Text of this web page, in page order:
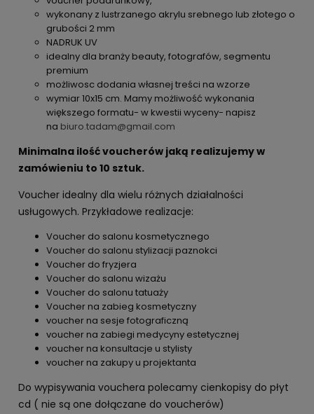
wykonany z lustrzanego akrylu srebnego lub złotego o
grubości 2 mm
NADRUK UV
idealny dla branży beauty, fotografów, segmentu
premium
możliwosc dodania własnej treści na wzorze
wymiar 10x15 cm. Mamy możliwość wykonania
większego formatu- w kwestii wyceny- napisz
na biuro.tadam@gmail.com
Minimalna ilość voucherów jaką realizujemy w
zamówieniu to 10 sztuk.
Voucher idealny dla wielu różnych działalności
usługowych. Przykładowe realizacje:
Voucher do salonu kosmetycznego
Voucher do salonu stylizacji paznokci
Voucher do fryzjera
Voucher do salonu wizażu
Voucher do salonu tatuaży
Voucher na zabieg kosmetyczny
voucher na sesje fotograficzną
voucher na zabiegi medycyny estetycznej
voucher na konsultacje u stylisty
voucher na zakupy u projektanta
Do wypisywania vouchera polecamy cienkopisy do płyt
cd ( nie są one dołączane do voucherów)